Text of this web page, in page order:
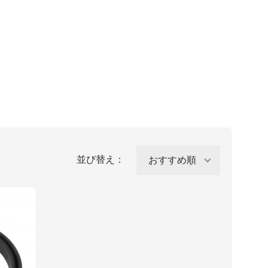
並び替え：